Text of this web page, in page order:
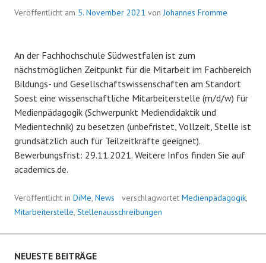
Veröffentlicht am 5. November 2021 vonJohannes Fromme
An der Fachhochschule Südwestfalen ist zum
nächstmöglichen Zeitpunkt für die Mitarbeit im Fachbereich
Bildungs- und Gesellschaftswissenschaften am Standort
Soest eine wissenschaftliche Mitarbeiterstelle (m/d/w) für
Medienpädagogik (Schwerpunkt Mediendidaktik und
Medientechnik) zu besetzen (unbefristet, Vollzeit, Stelle ist
grundsätzlich auch für Teilzeitkräfte geeignet).
Bewerbungsfrist: 29.11.2021. Weitere Infos finden Sie auf
academics.de.
Veröffentlicht in DiMe, News verschlagwortet Medienpädagogik,
Mitarbeiterstelle, Stellenausschreibungen
NEUESTE BEITRÄGE